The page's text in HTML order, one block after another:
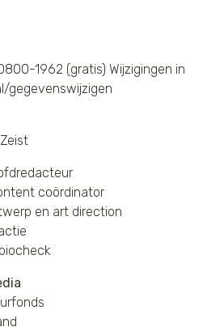
1962 (gratis) Wijzigingen in
gegevenswijzigen
coördinator
en art direction